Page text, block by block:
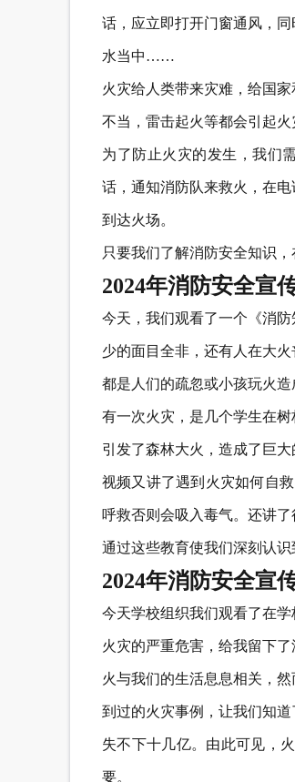
话，应立即打开门窗通风，
水当中……
火灾给人类带来灾难，给国
不当，雷击起火等都会引起火
为了防止火灾的发生，我们
话，通知消防队来救火，在
到达火场。
只要我们了解消防安全知识
2024年消防安全宣
今天，我们观看了一个《消
少的面目全非，还有人在大
都是人们的疏忽或小孩玩火造
有一次火灾，是几个学生在
引发了森林大火，造成了巨大
视频又讲了遇到火灾如何自
呼救否则会吸入毒气。还讲
通过这些教育使我们深刻认
2024年消防安全宣
今天学校组织我们观看了在
火灾的严重危害，给我留下
火与我们的生活息息相关，
到过的火灾事例，让我们知
失不下十几亿。由此可见，
要。